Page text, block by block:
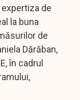
de
la buna
de
Dărăban,
în cadrul